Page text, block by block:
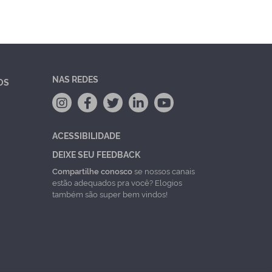
NAS REDES
ACESSIBILIDADE
DEIXE SEU FEEDBACK
Compartilhe conoscose nossos canais
estão adequados pra você? Elogios
também são super bem vindos!